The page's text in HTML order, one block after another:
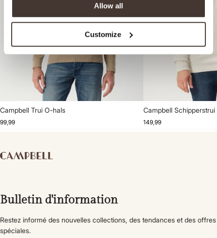
Allow all
Customize
Campbell Trui O-hals
99,99
Campbell Schipperstrui
149,99
Bulletin d'information
Restez informé des nouvelles collections, des tendances et des offres
spéciales.